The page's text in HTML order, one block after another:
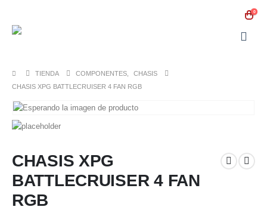
0
TIENDA COMPONENTES
CHASIS
CHASIS XPG BATTLECRUISER 4 FAN RGB
CHASIS XPG
BATTLECRUISER 4 FAN
RGB